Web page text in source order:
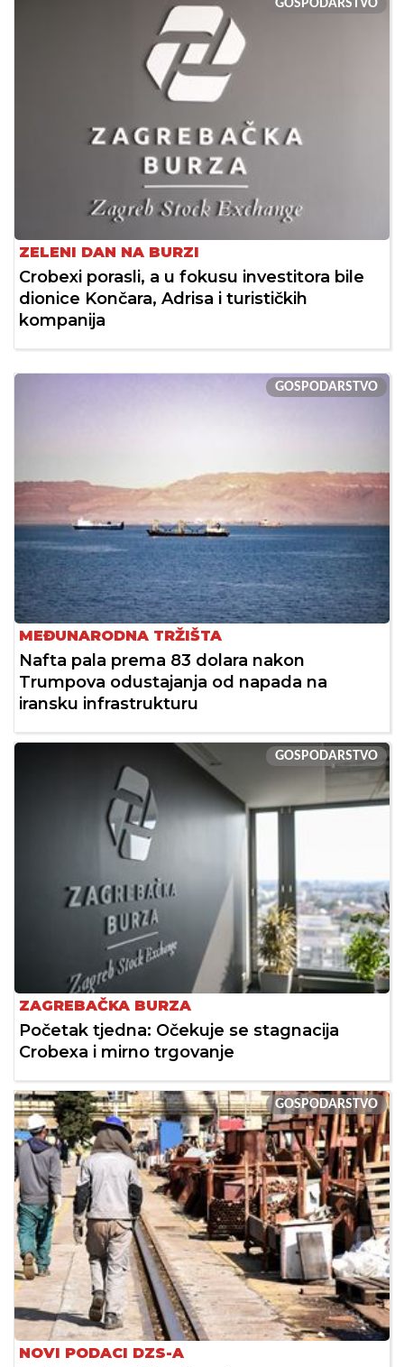
GOSPODARSTVO
ZELENI DAN NA BURZI
Crobexi porasli, a u fokusu investitora bile
dionice Končara, Adrisa i turističkih
kompanija
GOSPODARSTVO
MEĐUNARODNA TRŽIŠTA
Nafta pala prema 83 dolara nakon
Trumpova odustajanja od napada na
iransku infrastrukturu
GOSPODARSTVO
ZAGREBAČKA BURZA
Početak tjedna: Očekuje se stagnacija
Crobexa i mirno trgovanje
GOSPODARSTVO
NOVI PODACI DZS-A